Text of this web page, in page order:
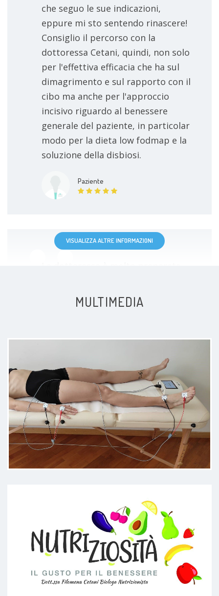
che seguo le sue indicazioni,
eppure mi sto sentendo rinascere!
Consiglio il percorso con la
dottoressa Cetani, quindi, non solo
per l'effettiva efficacia che ha sul
dimagrimento e sul rapporto con il
cibo ma anche per l'approccio
incisivo riguardo al benessere
generale del paziente, in particolar
modo per la dieta low fodmap e la
soluzione della disbiosi.
Paziente
visita è stata molto accurata e
orientata a valutare tutti gli
lo stato di salute del paziente.
Tutto bene, la dottoressa è
sempre molto attenta alle richieste
VISUALIZZA ALTRE INFORMAZIONI
MULTIMEDIA